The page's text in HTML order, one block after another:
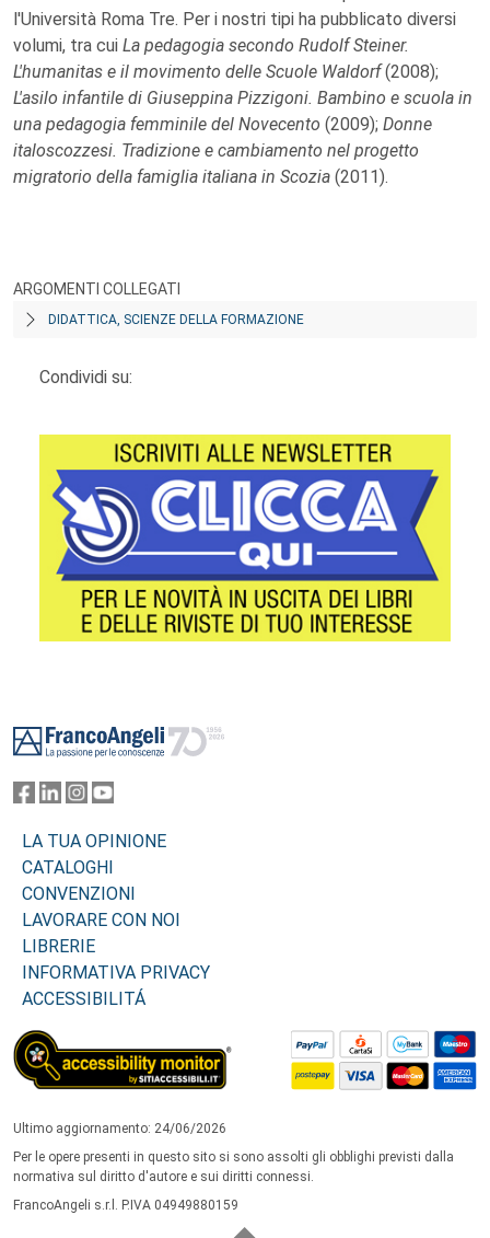
l'Università Roma Tre. Per i nostri tipi ha pubblicato diversi
volumi, tra cui La pedagogia secondo Rudolf Steiner.
L'humanitas e il movimento delle Scuole Waldorf(2008);
L'asilo infantile di Giuseppina Pizzigoni. Bambino e scuola in
una pedagogia femminile del Novecento (2009); Donne
italoscozzesi. Tradizione e cambiamento nel progetto
migratorio della famiglia italiana in Scozia (2011).
ARGOMENTI COLLEGATI
DIDATTICA, SCIENZE DELLA FORMAZIONE
Condividi su:
LA TUA OPINIONE
CATALOGHI
CONVENZIONI
LAVORARE CON NOI
LIBRERIE
INFORMATIVA PRIVACY
ACCESSIBILITÁ
Ultimo aggiornamento: 24/06/2026
Per le opere presenti in questo sito si sono assolti gli obblighi previsti dalla
normativa sul diritto d'autore e sui diritti connessi.
FrancoAngeli s.r.l. P.IVA 04949880159